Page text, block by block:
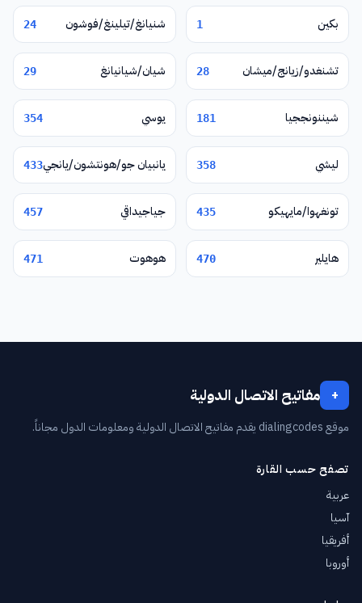
بكين 1 شنيانغ/تيلينغ/فوشون 24
تشنغدو/زيانج/ميشان 28 شيان/شيانيانغ 29
شيننونججيا 181 يوسي 354
ليشي 358 يانبيان جو/هونتشون/يانجي433
تونغهوا/مايهيكو 435 جياجيداقي 457
هايلير 470 هوهوت 471
+ مفاتيح الاتصال الدولية
موقع dialingcodes يقدم مفاتيح الاتصال الدولية ومعلومات الدول مجاناً.
تصفح حسب القارة
عربية
آسيا
أفريقيا
أوروبا